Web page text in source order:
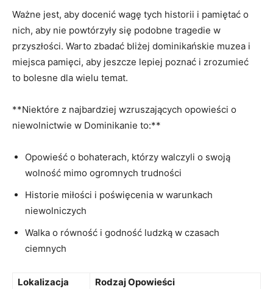
Ważne jest, aby docenić ‍wagę tych historii i ‌pamiętać o
nich, aby nie powtórzyły się podobne tragedie w⁢
przyszłości. Warto​ zbadać⁤ bliżej dominikańskie muzea i
‍miejsca pamięci,‍ aby jeszcze lepiej poznać ‍i⁣ zrozumieć
‌to bolesne dla wielu‍ temat.
**Niektóre z najbardziej⁤ wzruszających opowieści⁤ o​
niewolnictwie w Dominikanie⁤ to:**
Opowieść o bohaterach, ⁢którzy‌ walczyli o swoją
wolność ‌mimo ogromnych trudności
Historie miłości i poświęcenia ‌w ⁣warunkach
⁤niewolniczych
Walka o⁢ równość i⁤ godność ludzką w‌ czasach
ciemnych
Lokalizacja
Rodzaj⁢ Opowieści